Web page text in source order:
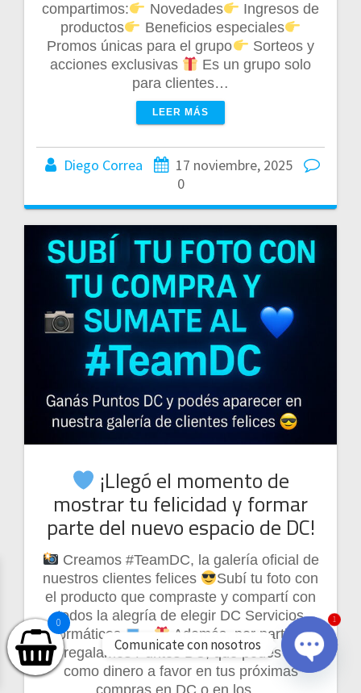
compartimos:
Novedades
Ingresos de
productos
Beneficios especiales
Promos únicas para el grupo
Sorteos y
acciones exclusivas
Es un grupo solo
para clientes…
LEER MÁS
Diego Correa
17 noviembre, 2025
0
¡Llegó el momento de
mostrar tu felicidad y formar
parte del nuevo espacio de DC!
Creamos #TeamDC, la galería oficial de
nuestros clientes felices
Subí tu foto con
el producto que compraste y compartí con
todos la alegría de elegir DC Servicios
Informáticos
Además, por participar
te regalamos Puntos DC, que podés usar
como dinero a favor en tus próximas
0
Comunicate con nosotros